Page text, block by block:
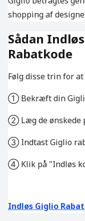
shopping af
Sådan
Rabatkode
Følg disse trin for
① Bekræft din
② Læg de ønskede
③ Indtast Giglio
④ Klik på "Indløs
Indløs Giglio